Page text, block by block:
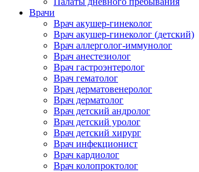
Врачи
Врач акушер-гинеколог
Врач акушер-гинеколог (детский)
Врач аллерголог-иммунолог
Врач анестезиолог
Врач гастроэнтеролог
Врач гематолог
Врач дерматовенеролог
Врач дерматолог
Врач детский андролог
Врач детский уролог
Врач детский хирург
Врач инфекционист
Врач кардиолог
Врач колопроктолог